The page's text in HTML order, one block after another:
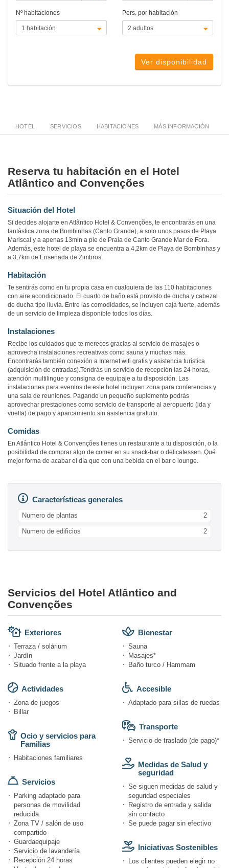
Nº habitaciones Pers. por habitación
Ver disponibilidad
HOTEL SERVICIOS HABITACIONES MÁS INFORMACIÓN
Reserva tu habitación en el Hotel
Atlântico and Convenções
Situación del Hotel
Si decides alojarte en Atlântico Hotel & Convenções, te encontrarás en una
fantástica zona de Bombinhas (Canto Grande), a solo unos pasos de Playa
Mariscal y a apenas 13min a pie de Praia de Canto Grande Mar de Fora.
Además, este hotel de playa se encuentra a 4,2km de Playa de Bombinhas y
a 3,7km de Ensenada de Zimbros.
Habitación
Te sentirás como en tu propia casa en cualquiera de las 110 habitaciones
con aire acondicionado. El cuarto de baño está provisto de ducha y cabezal
de ducha tipo lluvia. Entre las comodidades, se incluyen caja fuerte, además
de un servicio de limpieza disponible todos los días.
Instalaciones
Recibe los cuidados que te mereces gracias al servicio de masajes o
aprovecha instalaciones recreativas como sauna y muchas más.
Encontrarás también conexión a Internet wifi gratis y asistencia turística
(adquisición de entradas).Tendrás un servicio de recepción las 24 horas,
atención multilingüe y consigna de equipaje a tu disposición. Las
instalaciones para eventos de este hotel incluyen zona para conferencias y
una sala de reuniones. Pagando un pequeño suplemento podrás
aprovechar prestaciones como servicio de transporte al aeropuerto (ida y
vuelta) de pago y aparcamiento sin asistencia gratuito.
Comidas
En Atlântico Hotel & Convenções tienes un restaurante a tu disposición, o la
posibilidad de comprar algo de comer en su snack-bar o delicatessen. Qué
mejor forma de acabar el día que con una bebida en el bar o lounge.
Características generales
Numero de plantas 2
Numero de edificios 2
Servicios del Hotel Atlântico and
Convenções
Exteriores
Terraza / solárium
Jardín
Situado frente a la playa
Actividades
Zona de juegos
Billar
Ocio y servicios para
Familias
Habitaciones familiares
Servicios
Parking adaptado para
personas de movilidad
reducida
Zona TV / salón de uso
compartido
Guardaequipaje
Servicio de lavandería
Recepción 24 horas
Bienestar
Sauna
Masajes*
Baño turco / Hammam
Accesible
Adaptado para sillas de ruedas
Transporte
Servicio de traslado (de pago)*
Medidas de Salud y
seguridad
Se siguen medidas de salud y
seguridad especiales
Registro de entrada y salida
sin contacto
Se puede pagar sin efectivo
Iniciativas Sostenibles
Los clientes pueden elegir no